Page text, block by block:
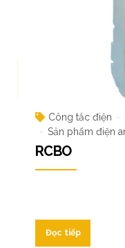
Công tắc điện
Sản phẩm điện
RCBO
Đọc tiếp